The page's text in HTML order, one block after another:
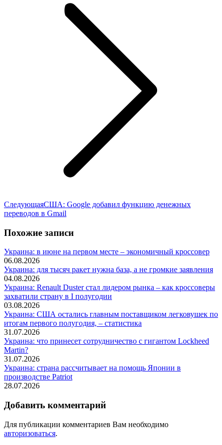
СледующаяСледующая
запись:
США: Google добавил функцию денежных
переводов в Gmail
Похожие записи
Украина: в июне на первом месте – экономичный кроссовер
06.08.2026
Украина: для тысяч ракет нужна база, а не громкие заявления
04.08.2026
Украина: Renault Duster стал лидером рынка – как кроссоверы
захватили страну в I полугодии
03.08.2026
Украина: США остались главным поставщиком легковушек по
итогам первого полугодия, – статистика
31.07.2026
Украина: что принесет сотрудничество с гигантом Lockheed
Martin?
31.07.2026
Украина: страна рассчитывает на помощь Японии в
производстве Patriot
28.07.2026
Добавить комментарий
Для публикации комментариев Вам необходимо
авторизоваться.